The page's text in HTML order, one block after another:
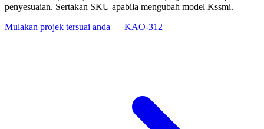
penyesuaian. Sertakan SKU apabila mengubah model Kssmi.
Mulakan projek tersuai anda — KAO-312